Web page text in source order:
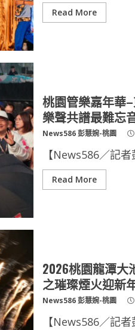
Read More
桃園管樂嘉年華
樂聲共譜最難忘
News586 彭慧婉-桃園
【News586／記
Read More
2026桃園龍潭
之璀璨煙火迎新
News586 彭慧婉-桃園
【News586／記